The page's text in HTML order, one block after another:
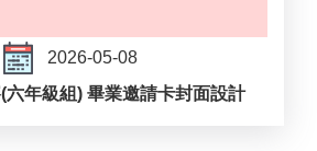
2026-05-08
六年級組) 畢業邀請卡封面設計